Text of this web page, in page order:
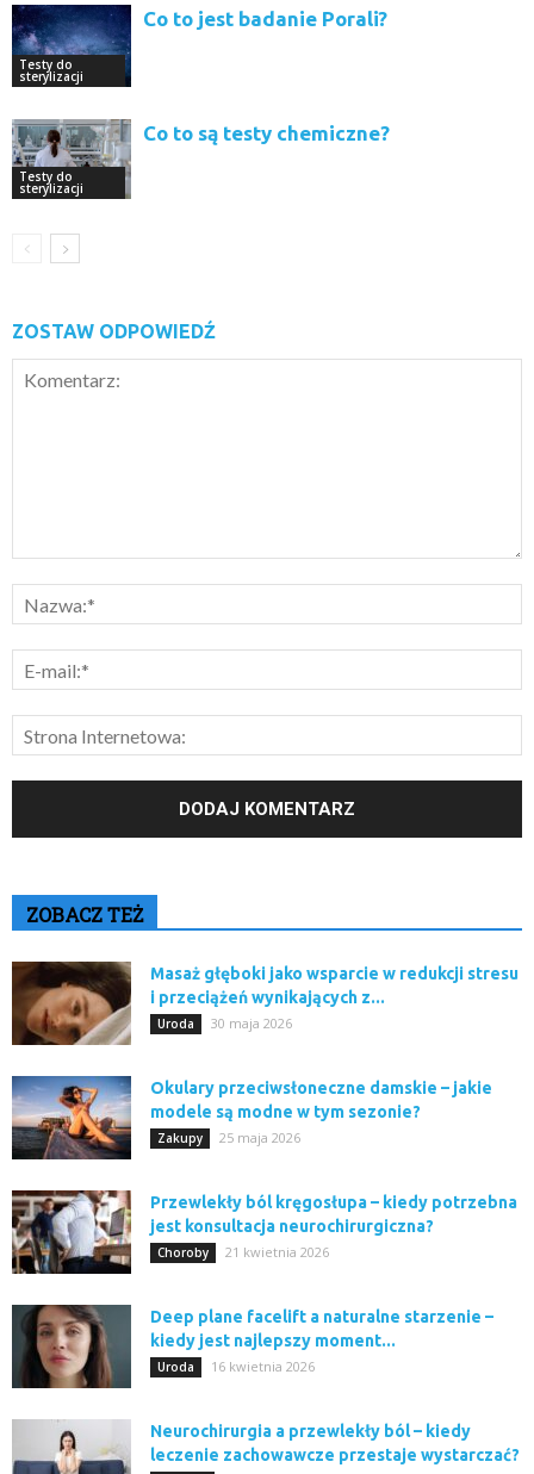
Testy do
sterylizacji
Co to jest badanie Porali?
Testy do
sterylizacji
Co to są testy chemiczne?
ZOSTAW ODPOWIEDŹ
ZOBACZ TEŻ
Masaż głęboki jako wsparcie w redukcji stresu
i przeciążeń wynikających z...
Uroda 30 maja 2026
Okulary przeciwsłoneczne damskie – jakie
modele są modne w tym sezonie?
Zakupy 25 maja 2026
Przewlekły ból kręgosłupa – kiedy potrzebna
jest konsultacja neurochirurgiczna?
Choroby 21 kwietnia 2026
Deep plane facelift a naturalne starzenie –
kiedy jest najlepszy moment...
Uroda 16 kwietnia 2026
Neurochirurgia a przewlekły ból – kiedy
leczenie zachowawcze przestaje wystarczać?